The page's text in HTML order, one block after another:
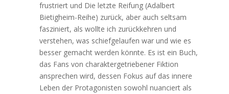
frustriert und Die letzte Reifung (Adalbert
Bietigheim-Reihe) zurück, aber auch seltsam
fasziniert, als wollte ich zurückkehren und
verstehen, was schiefgelaufen war und wie es
besser gemacht werden könnte. Es ist ein Buch,
das Fans von charaktergetriebener Fiktion
ansprechen wird, dessen Fokus auf das innere
Leben der Protagonisten sowohl nuanciert als